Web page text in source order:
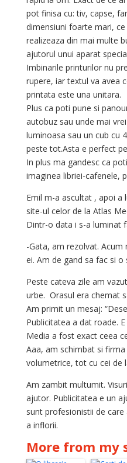
pot finisa cu: tiv, capse,
dimensiuni foarte mari,
realizeaza din mai multe
ajutorul unui aparat
Imbinarile printurilor nu
rupere, iar textul va avea
printata este una unitara.
Plus ca poti pune si
autobuz sau unde mai
luminoasa sau un cub cu
peste tot.Asta e perfect
In plus ma gandesc ca
imaginea libriei-cafenele,
Emil m-a ascultat , apoi
site-ul celor de la Atlas
Dintr-o data i s-a luminat
-Gata, am rezolvat.
ei. Am de gand sa fac si o
Peste cateva zile am
urbe. Orasul era chemat
Am primit un mesaj:
Publicitatea a dat roade.
Media a fost exact ceea
Aaa, am schimbat si
volumetrice, tot cu cei de
Am zambit multumit.
ajutor. Publicitatea e un
sunt profesionistii de
a inflorii.
More from my